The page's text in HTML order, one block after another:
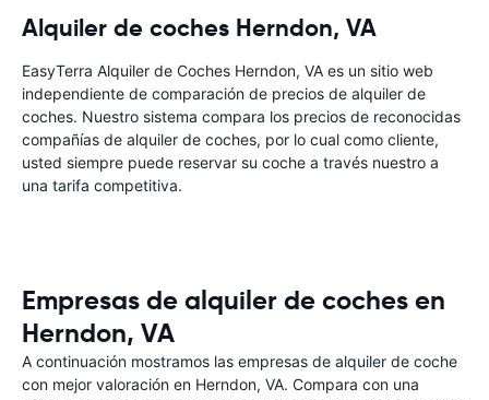
Alquiler de coches Herndon, VA
EasyTerra Alquiler de Coches Herndon, VA es un sitio web
independiente de comparación de precios de alquiler de
coches. Nuestro sistema compara los precios de reconocidas
compañías de alquiler de coches, por lo cual como cliente,
usted siempre puede reservar su coche a través nuestro a
una tarifa competitiva.
Empresas de alquiler de coches en
Herndon, VA
A continuación mostramos las empresas de alquiler de coche
con mejor valoración en Herndon, VA. Compara con una